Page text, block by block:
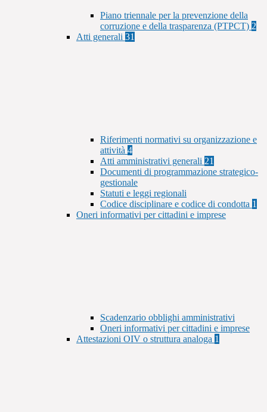
Piano triennale per la prevenzione della
corruzione e della trasparenza (PTPCT) 2
Atti generali 31
Riferimenti normativi su organizzazione e
attività 4
Atti amministrativi generali 21
Documenti di programmazione strategico-
gestionale
Statuti e leggi regionali
Codice disciplinare e codice di condotta 1
Oneri informativi per cittadini e imprese
Scadenzario obblighi amministrativi
Oneri informativi per cittadini e imprese
Attestazioni OIV o struttura analoga 1